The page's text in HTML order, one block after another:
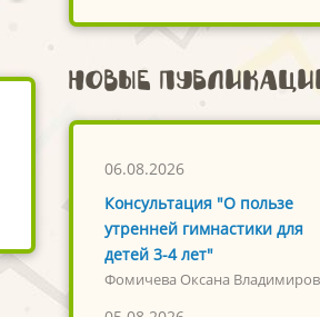
Новые
06.08.2026
Консультация "О пользе
утренней гимнастики для
детей 3-4 лет"
Фомичева Оксана